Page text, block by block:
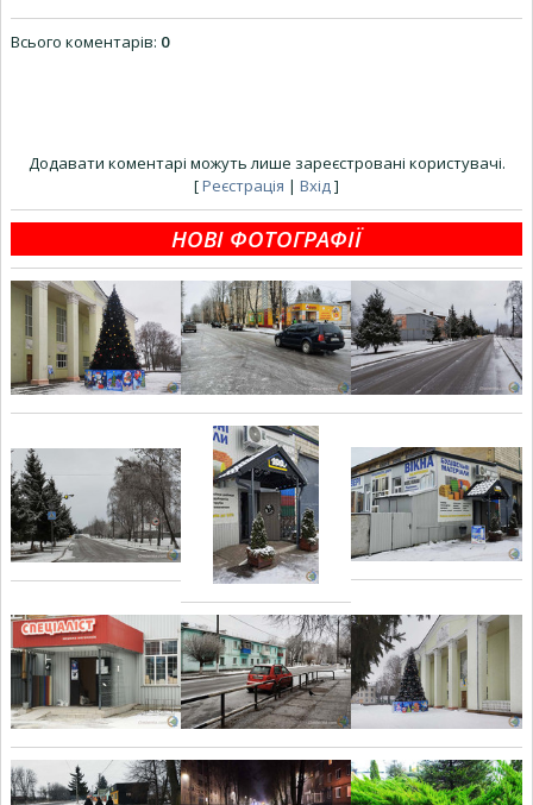
Всього коментарів: 0
Додавати коментарі можуть лише зареєстровані користувачі.
[Реєстрація | Вхід]
НОВІ ФОТОГРАФІЇ